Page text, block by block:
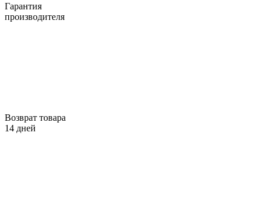
Гарантия
производителя
Возврат товара
14 дней